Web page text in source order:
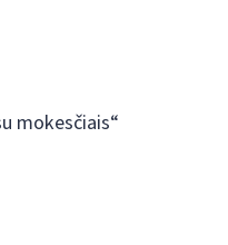
mokesčiais“